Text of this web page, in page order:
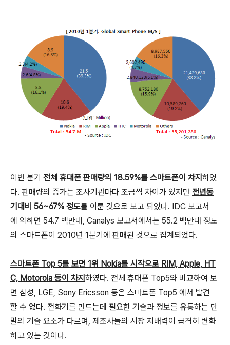
이번 분기 전체 휴대폰 판매량의 18.59%를 스마트폰이 차지 하였
다. 판매량의 증가는 조사기관마다 조금씩 차이가 있지만 전년동
기대비 56~67% 정도를 이룬 것으로 보고 되었다. IDC 보고서
에 의하면 54.7 백만대, Canalys 보고서에서는 55.2 백만대 정도
의 스마트폰이 2010년 1분기에 판매된 것으로 집계되었다.
스마트폰 Top 5를 보면 1위 Nokia를 시작으로 RIM, Apple, HT
C, Motorola 등이 차지 하였다. 전체 휴대폰 Top5와 비교하여 보
면 삼성, LGE, Sony Ericsson 등은 스마트폰 Top5 에서 발견
할 수 없다. 전화기를 만드는데 필요한 기술과 정보를 유통하는 단
말의 기술 요소가 다르며, 제조사들의 시장 지배력이 급격히 변화
하고 있는 것이다.